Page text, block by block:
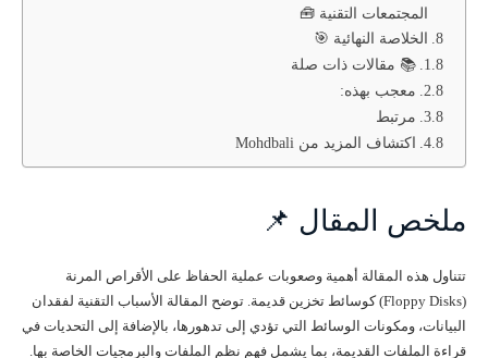
المجتمعات التقنية 🧰
الخلاصة النهائية 🎯
📚 مقالات ذات صلة
معجب بهذه:
مرتبط
اكتشاف المزيد من Mohdbali
ملخص المقال 📌
تتناول هذه المقالة أهمية وصعوبات عملية الحفاظ على الأقراص المرنة
(Floppy Disks) كوسائط تخزين قديمة. توضح المقالة الأسباب التقنية لفقدان
البيانات، ومكونات الوسائط التي تؤدي إلى تدهورها، بالإضافة إلى التحديات في
قراءة الملفات القديمة، بما يشمل فهم نظم الملفات والبرمجيات الخاصة بها.